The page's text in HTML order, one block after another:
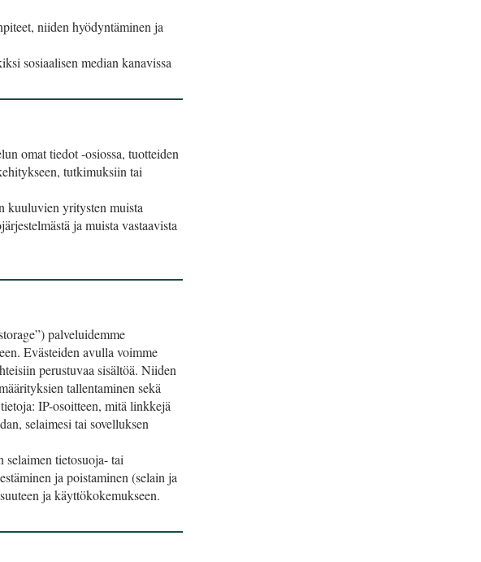
niiden hyödyntäminen ja
sosiaalisen median kanavissa
omat tiedot -osiossa, tuotteiden
tutkimuksiin tai
kuuluvien yritysten muista
ja muista vastaavista
palveluidemme
Evästeiden avulla voimme
perustuvaa sisältöä. Niiden
tallentaminen sekä
IP-osoitteen, mitä linkkejä
selaimesi tai sovelluksen
tietosuoja- tai
ja poistaminen (selain ja
ja käyttökokemukseen.​​​​​​​